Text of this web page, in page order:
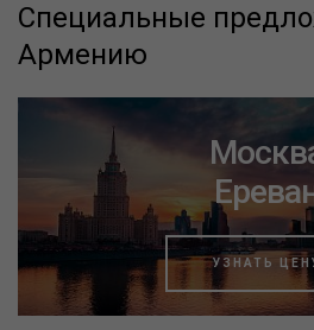
Специальные
Армению
УЗНАТЬ